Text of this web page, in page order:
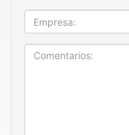
Empresa